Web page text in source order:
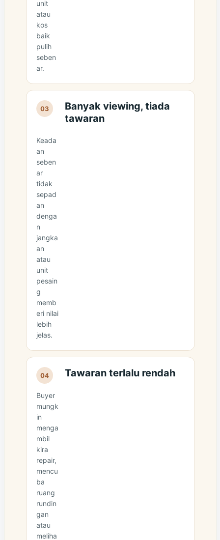
unit
atau
kos
baik
pulih
seben
ar.
03
Banyak viewing, tiada
tawaran
Keada
an
seben
ar
tidak
sepad
an
denga
n
jangka
an
atau
unit
pesain
g
memb
eri nilai
lebih
jelas.
04 Tawaran terlalu rendah
Buyer
mungk
in
menga
mbil
kira
repair,
mencu
ba
ruang
rundin
gan
atau
meliha